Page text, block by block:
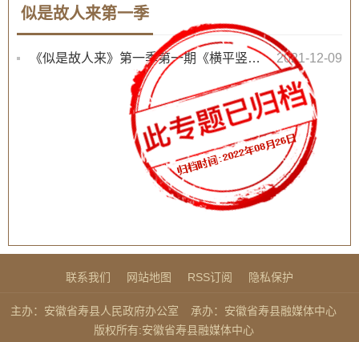
似是故人来第一季
《似是故人来》第一季第一期《横平竖直的前世今生》 2021-12-09
联系我们 网站地图 RSS订阅 隐私保护
主办：安徽省寿县人民政府办公室
承办：安徽省寿县融媒体中心
版权所有:安徽省寿县融媒体中心